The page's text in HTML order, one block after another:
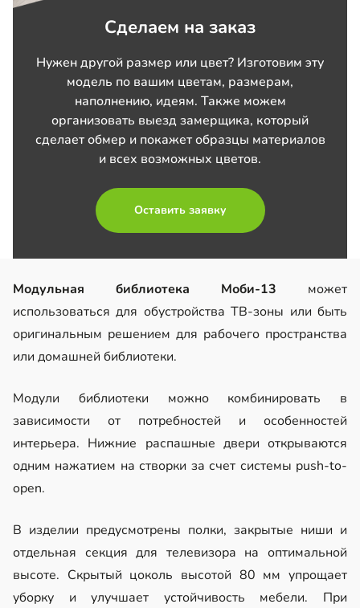
+5 250 к цене
Выбрать размер
Стеллаж Моби-2
Выбрать размер
Стеллаж Моби-4
+10 490 к цене
Выбрать размер
Письменный стол Моби
+13 890 к цене
Выбрать размер
Антресоль Моби-1
+2 450 к цене
+5 190 к цене
Книжный шкаф Моби-1
к цене
Сделаем на заказ
Нужен другой размер или цвет? Изготовим эту
модель по вашим цветам, размерам,
наполнению, идеям. Также можем
организовать выезд замерщика, который
сделает обмер и покажет образцы материалов
и всех возможных цветов.
Оставить заявку
Модульная библиотека Моби-13 может
использоваться для обустройства ТВ-зоны или быть
оригинальным решением для рабочего пространства
или домашней библиотеки.
Модули библиотеки можно комбинировать в
зависимости от потребностей и особенностей
интерьера. Нижние распашные двери открываются
одним нажатием на створки за счет системы push-to-
open.
В изделии предусмотрены полки, закрытые ниши и
отдельная секция для телевизора на оптимальной
высоте. Скрытый цоколь высотой 80 мм упрощает
уборку и улучшает устойчивость мебели. При